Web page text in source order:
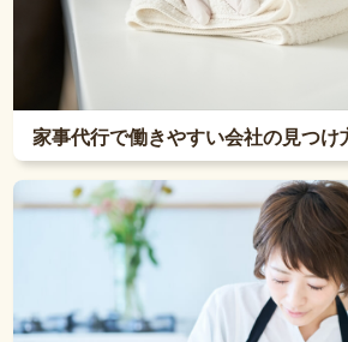
家事代行で働きやすい会社の見つけ